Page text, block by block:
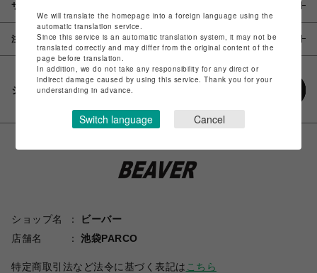
サイズ
注意事項
シェアする
ショップ名
ビーバー
店舗名
池袋PARCO
特定商取引法など法令に基づく表記は こちら
We will translate the homepage into a foreign language using the
automatic translation service.
Since this service is an automatic translation system, it may not be
translated correctly and may differ from the original content of the
page before translation.
In addition, we do not take any responsibility for any direct or
indirect damage caused by using this service. Thank you for your
understanding in advance.
Switch language Cancel